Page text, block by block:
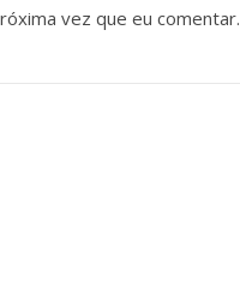
vez que eu comentar.